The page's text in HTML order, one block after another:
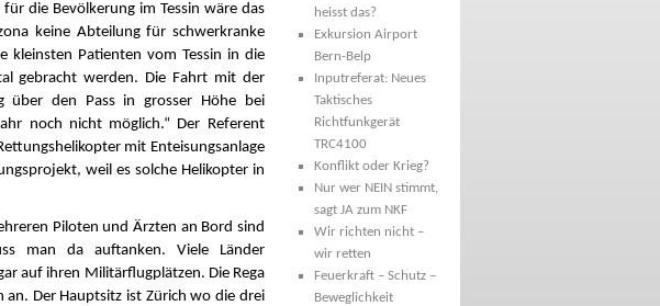
die Bevölkerung im Tessin wäre das
keine Abteilung für schwerkranke
kleinsten Patienten vom Tessin in die
gebracht werden. Die Fahrt mit der
über den Pass in grosser Höhe bei
noch nicht möglich.“ Der Referent
mit Enteisungsanlage
weil es solche Helikopter in
Piloten und Ärzten an Bord sind
man da auftanken. Viele Länder
auf ihren Militärflugplätzen. Die Rega
Der Hauptsitz ist Zürich wo die drei
heisst das?
Exkursion Airport
Bern-Belp
Inputreferat: Neues
Taktisches
Richtfunkgerät
TRC4100
Konflikt oder Krieg?
Nur wer NEIN stimmt,
sagt JA zum NKF
Wir richten nicht –
wir retten
Feuerkraft – Schutz –
Beweglichkeit